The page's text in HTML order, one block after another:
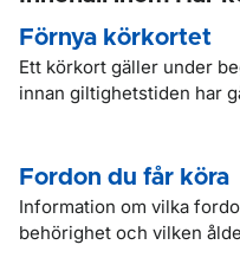
Förnya körkortet
Ett körkort gäller under
innan giltighetstiden har
Fordon du får köra
Information om vilka
behörighet och vilken